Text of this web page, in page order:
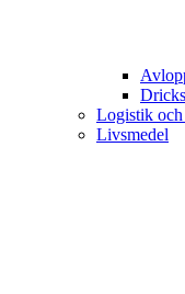
Logistik
Livsmedel